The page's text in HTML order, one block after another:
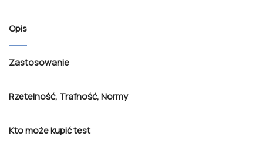
Opis
Zastosowanie
Rzetelność, Trafność,Normy
Kto może kupić test